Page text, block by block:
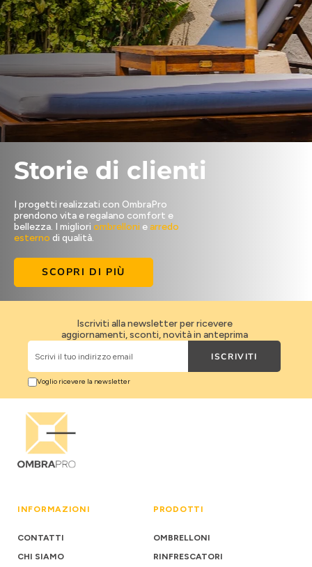
Storie di clienti
I progetti realizzati con OmbraPro
prendono vita e regalano comfort e
bellezza. I migliori ombrelloni earredo
esterno di qualità.
SCOPRI DI PIÙ
Scrivi il tuo indirizzo email
Voglio ricevere la newsletter
ISCRIVITI
Iscriviti alla newsletter per ricevere
aggiornamenti, sconti, novità in anteprima
INFORMAZIONI
CONTATTI
CHI SIAMO
PRODOTTI
OMBRELLONI
RINFRESCATORI